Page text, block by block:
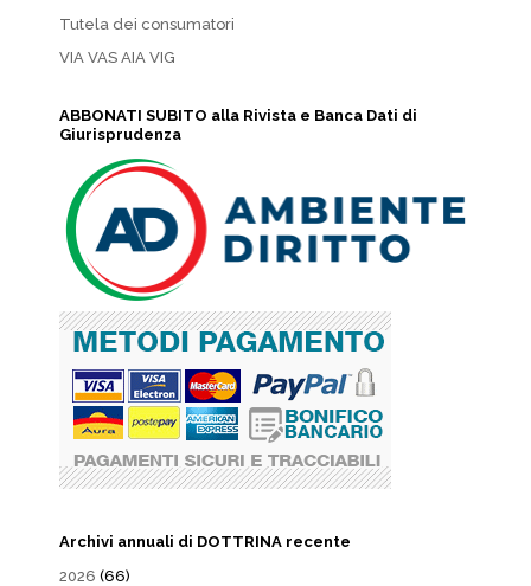
Tutela dei consumatori
VIA VAS AIA VIG
ABBONATI SUBITO alla Rivista e Banca Dati di
Giurisprudenza
Archivi annuali di DOTTRINA recente
2026 (66)